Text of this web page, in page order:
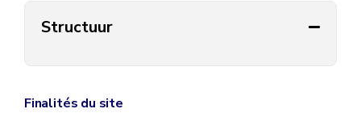
Structuur
Finalités du site